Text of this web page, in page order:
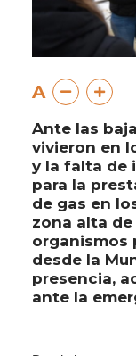
A
Ante las
vivieron en
y la falta de
para la
de gas en
zona alta
organismos
desde la
presencia,
ante la